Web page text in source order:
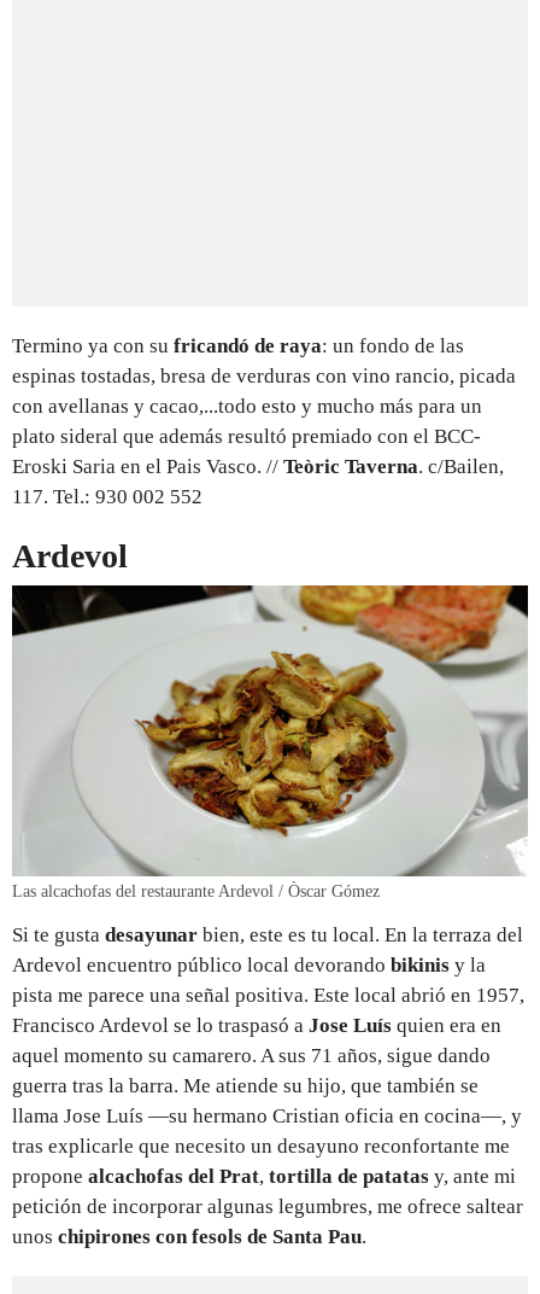
Termino ya con su fricandó de raya: un fondo de las
espinas tostadas, bresa de verduras con vino rancio, picada
con avellanas y cacao,...todo esto y mucho más para un
plato sideral que además resultó premiado con el BCC-
Eroski Saria en el Pais Vasco. // Teòric Taverna. c/Bailen,
117. Tel.: 930 002 552
Ardevol
Las alcachofas del restaurante Ardevol / Òscar Gómez
Si te gusta desayunar bien, este es tu local. En la terraza del
Ardevol encuentro público local devorando bikinis y la
pista me parece una señal positiva. Este local abrió en 1957,
Francisco Ardevol se lo traspasó a Jose Luís quien era en
aquel momento su camarero. A sus 71 años, sigue dando
guerra tras la barra. Me atiende su hijo, que también se
llama Jose Luís —su hermano Cristian oficia en cocina—, y
tras explicarle que necesito un desayuno reconfortante me
propone alcachofas del Prat, tortilla de patatas y, ante mi
petición de incorporar algunas legumbres, me ofrece saltear
unos chipirones con fesols de Santa Pau.